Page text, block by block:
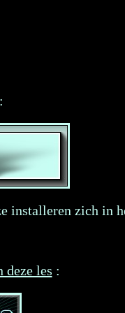
:
installeren zich in
les :